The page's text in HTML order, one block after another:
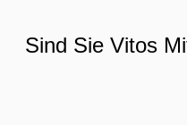
Sind Sie Vitos